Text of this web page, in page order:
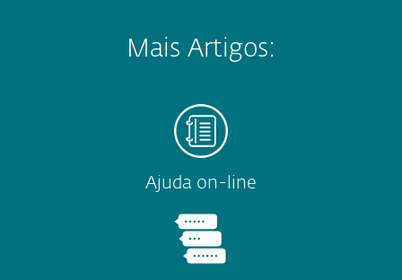
Mais Artigos:
Ajuda on-line